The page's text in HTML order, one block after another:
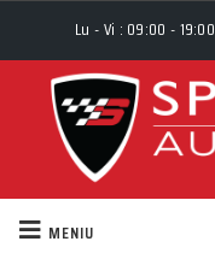
Lu - Vi : 09:00 - 19:00
MENIU